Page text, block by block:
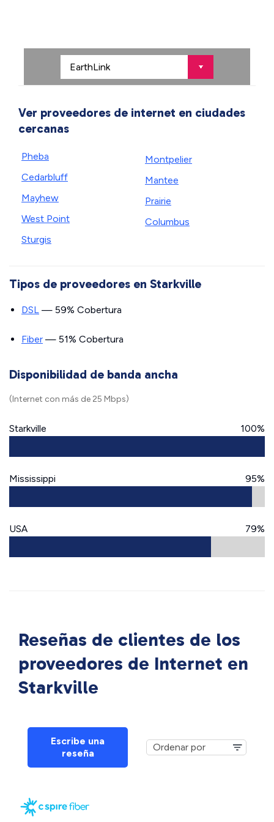
Ver proveedores de internet en ciudades
cercanas
Pheba
Cedarbluff
Mayhew
West Point
Sturgis
Montpelier
Mantee
Prairie
Columbus
Tipos de proveedores en Starkville
DSL — 59% Cobertura
Fiber — 51% Cobertura
Disponibilidad de banda ancha
(Internet con más de 25 Mbps)
Starkville 100%
Mississippi 95%
USA 79%
Reseñas de clientes de los
proveedores de Internet en
Starkville
Escribe una
reseña